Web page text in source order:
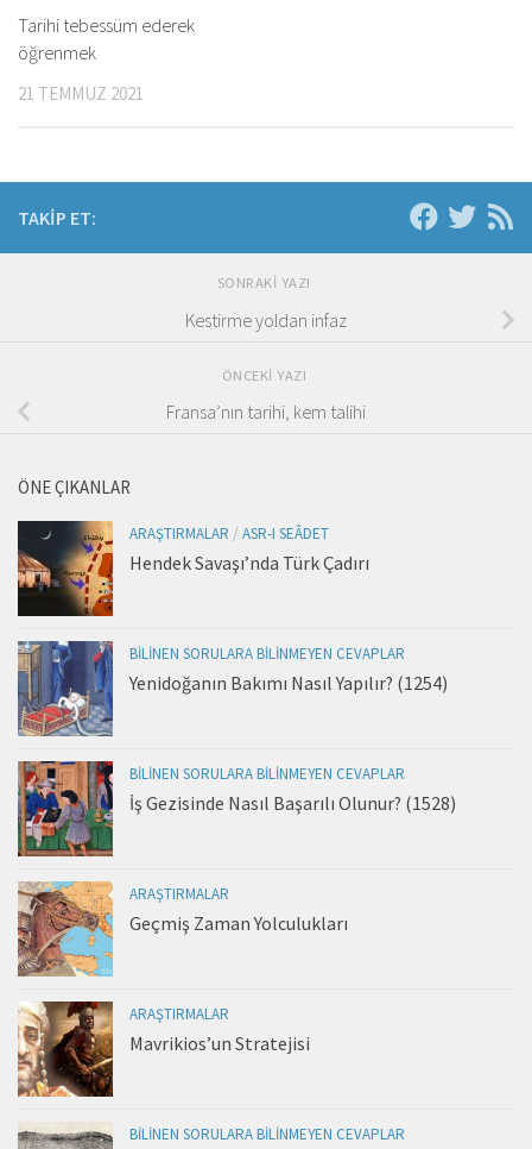
Tarihi tebessüm ederek
öğrenmek
21 TEMMUZ 2021
TAKIP ET:
SONRAKI YAZI
Kestirme yoldan infaz
ÖNCEKI YAZI
Fransa’nın tarihi, kem talihi
ÖNE ÇIKANLAR
ARAŞTIRMALAR / ASR-I SEÂDET
Hendek Savaşı’nda Türk Çadırı
BILINEN SORULARA BILINMEYEN CEVAPLAR
Yenidoğanın Bakımı Nasıl Yapılır? (1254)
BILINEN SORULARA BILINMEYEN CEVAPLAR
İş Gezisinde Nasıl Başarılı Olunur? (1528)
ARAŞTIRMALAR
Geçmiş Zaman Yolculukları
ARAŞTIRMALAR
Mavrikios’un Stratejisi
BILINEN SORULARA BILINMEYEN CEVAPLAR